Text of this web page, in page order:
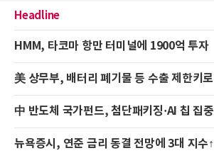
Headline
HMM, 타코마 항만 터미널에 1900억 투자
美 상무부, 배터리 폐기물 등 수출 제한키로
中 반도체 국가펀드, 첨단패키징·AI 칩 집중
뉴욕증시, 연준 금리 동결 전망에 3대 지수↑